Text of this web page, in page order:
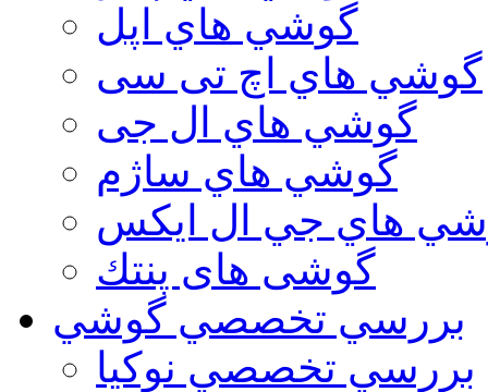
گوشي هاي اپل
گوشي هاي اچ تی سی
گوشي هاي ال جی
گوشي هاي ساژم
هاي جي ال ايكس
گوشی های پنتك
بررسي تخصصي گوشي
بررسي تخصصي نوكيا